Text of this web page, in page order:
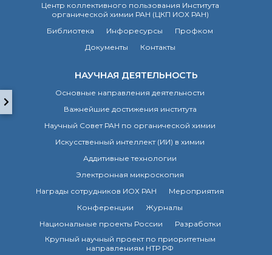
Национальные
проекты России
Разработки
Крупный научный
по приоритетным
Аспирантура
Защита диссертаций
о типовых нарушениях
Конференции
Центр коллективного пользования Института
органической химии РАН (ЦКП ИОХ РАН)
Библиотека
Инфоресурсы
Профком
Документы
Контакты
НАУЧНАЯ ДЕЯТЕЛЬНОСТЬ
Основные направления деятельности
Важнейшие достижения института
Научный Совет РАН по органической химии
Искусственный интеллект (ИИ) в химии
Аддитивные технологии
Электронная микроскопия
Награды сотрудников ИОХ РАН
Мероприятия
Конференции
Журналы
Национальные проекты России
Разработки
Крупный научный проект по приоритетным
направлениям НТР РФ